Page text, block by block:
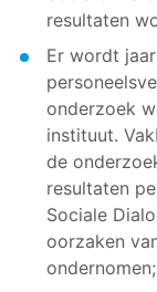
resultaten
Er wordt
onderzoek
instituut.
de
resultaten
Sociale
oorzaken
ondernomen;